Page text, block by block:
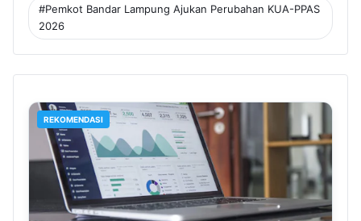
#Pemkot Bandar Lampung Ajukan Perubahan KUA-PPAS
2026
REKOMENDASI